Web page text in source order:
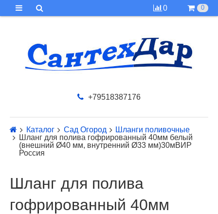
0 0
+79518387176
Каталог Сад Огород
Шланги поливочные
Шланг для полива гофрированный 40мм белый
(внешний Ø40 мм, внутренний Ø33 мм)30мВИР
Россия
Шланг для полива
гофрированный 40мм